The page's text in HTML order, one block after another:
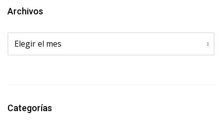
Archivos
Archivos
Categorías